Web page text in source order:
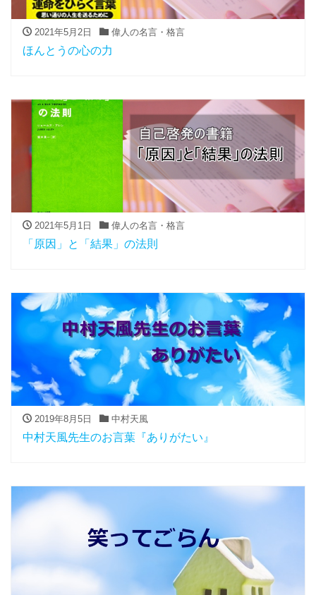
2021年5月2日 偉人の名言・格言
ほんとうの心の力
2021年5月1日 偉人の名言・格言
「原因」と「結果」の法則
2019年8月5日 中村天風
中村天風先生のお言葉『ありがたい』